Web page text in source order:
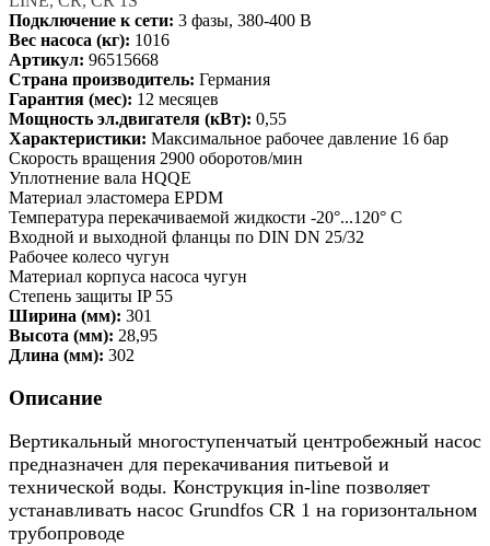
Подключение к сети: 3 фазы, 380-400 В
Вес насоса (кг): 1016
Артикул: 96515668
Страна производитель: Германия
Гарантия (мес): 12 месяцев
Мощность эл.двигателя (кВт): 0,55
Характеристики: Максимальное рабочее давление 16 бар
Скорость вращения 2900 оборотов/мин
Уплотнение вала HQQE
Материал эластомера EPDM
Температура перекачиваемой жидкости -20°...120° C
Входной и выходной фланцы по DIN DN 25/32
Рабочее колесо чугун
Материал корпуса насоса чугун
Степень защиты IP 55
Ширина (мм): 301
Высота (мм): 28,95
Длина (мм): 302
Описание
Вертикальный многоступенчатый центробежный насос
предназначен для перекачивания питьевой и
технической воды. Конструкция in-line позволяет
устанавливать насос Grundfos CR 1 на горизонтальном
трубопроводе